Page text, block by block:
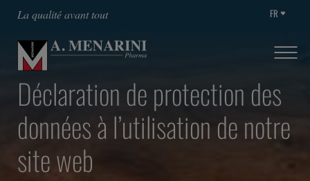
La qualité avant tout FR
Déclaration de protection des
données à l’utilisation de notre
site web